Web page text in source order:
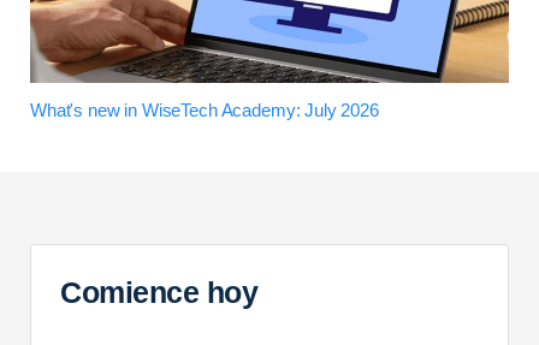
What's new in WiseTech Academy: July 2026
Comience hoy